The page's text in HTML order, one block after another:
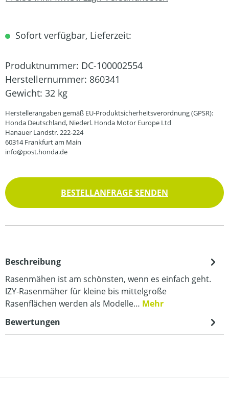
Sofort verfügbar, Lieferzeit:
Produktnummer: DC-100002554
Herstellernummer: 860341
Gewicht: 32 kg
Herstellerangaben gemäß EU-Produktsicherheitsverordnung (GPSR):
Honda Deutschland, Niederl. Honda Motor Europe Ltd
Hanauer Landstr. 222-224
60314 Frankfurt am Main
info@post.honda.de
BESTELLANFRAGE SENDEN
Beschreibung
Rasenmähen ist am schönsten, wenn es einfach geht.
IZY-Rasenmäher für kleine bis mittelgroße
Rasenflächen werden als Modelle… Mehr
Bewertungen